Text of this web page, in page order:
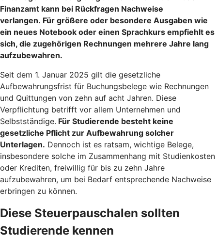
Finanzamt kann bei Rückfragen Nachweise
verlangen. Für größere oder besondere Ausgaben wie
ein neues Notebook oder einen Sprachkurs empfiehlt es
sich, die zugehörigen Rechnungen mehrere Jahre lang
aufzubewahren.
Seit dem 1. Januar 2025 gilt die gesetzliche
Aufbewahrungsfrist für Buchungsbelege wie Rechnungen
und Quittungen von zehn auf acht Jahren. Diese
Verpflichtung betrifft vor allem Unternehmen und
Selbstständige. Für Studierende besteht keine
gesetzliche Pflicht zur Aufbewahrung solcher
Unterlagen. Dennoch ist es ratsam, wichtige Belege,
insbesondere solche im Zusammenhang mit Studienkosten
oder Krediten, freiwillig für bis zu zehn Jahre
aufzubewahren, um bei Bedarf entsprechende Nachweise
erbringen zu können.
Diese Steuerpauschalen sollten
Studierende kennen